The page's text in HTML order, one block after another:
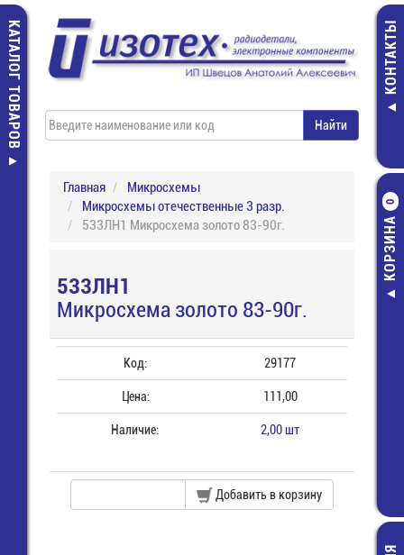
КАТАЛОГ ТОВАРОВ КОНТАКТЫ
КОРЗИНА
0
Главная
Микросхемы
Микросхемы отечественные 3 разр.
533ЛН1 Микросхема золото 83-90г.
533ЛН1
Микросхема золото 83-90г.
Код: 29177
Цена: 111,00
Наличие: 2,00 шт
Добавить в корзину